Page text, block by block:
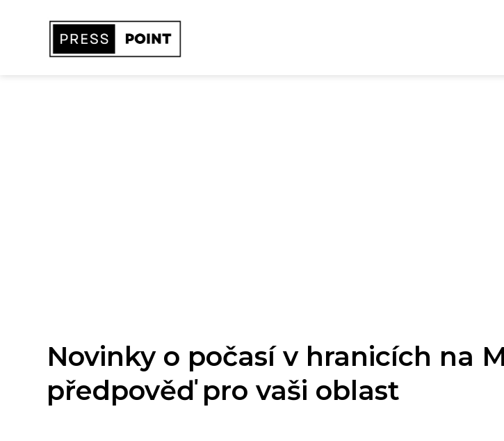
Novinky o počasí v hranicích na
předpověď pro vaši oblast